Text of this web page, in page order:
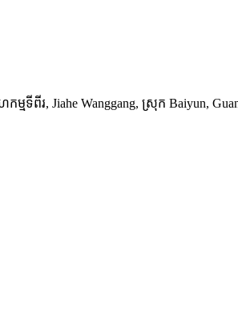
កម្មទីពីរ, Jiahe Wanggang, ស្រុក Baiyun,